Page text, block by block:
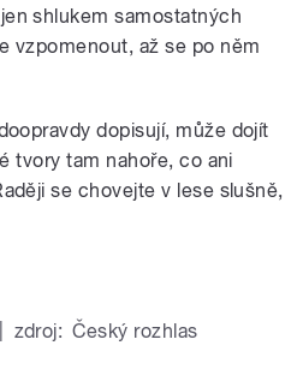
shlukem samostatných
vzpomenout, až se po něm
dopisují, může dojít
tvory tam nahoře, co ani
se chovejte v lese slušně,
zdroj: Český rozhlas